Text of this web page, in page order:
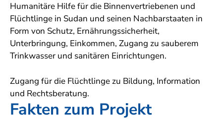
Humanitäre Hilfe für die Binnenvertriebenen und
Flüchtlinge in Sudan und seinen Nachbarstaaten in
Form von Schutz, Ernährungssicherheit,
Unterbringung, Einkommen, Zugang zu sauberem
Trinkwasser und sanitären Einrichtungen.
Zugang für die Flüchtlinge zu Bildung, Information
und Rechtsberatung.
Fakten zum Projekt